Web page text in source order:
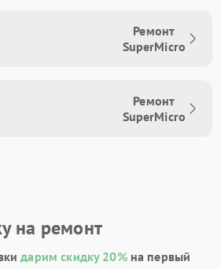
Ремонт
SuperMicro
Ремонт
SuperMicro
на ремонт
дарим скидку 20%на первый